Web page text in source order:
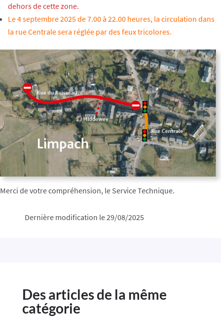
dehors de cette zone.
Le 4 septembre 2025 de 7.00 à 22.00 heures, la circulation dans
la rue Centrale sera réglée par des feux tricolores.
Merci de votre compréhension, le Service Technique.
Dernière modification le 29/08/2025
Des articles de la même
catégorie